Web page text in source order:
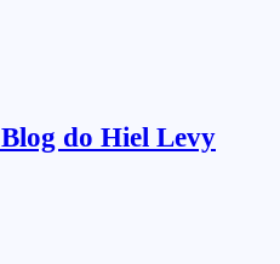
Blog do Hiel Levy